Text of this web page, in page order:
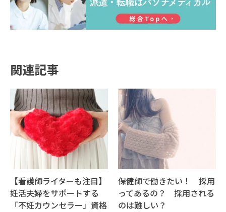
関連記事
【看護師ライターも注目】
妊活夫婦をサポートする
「不妊カウンセラー」資格
保健師で働きたい！ 採用
ってあるの？ 採用される
のは難しい？